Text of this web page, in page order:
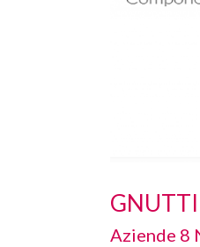
GNUTTI
Aziende 8